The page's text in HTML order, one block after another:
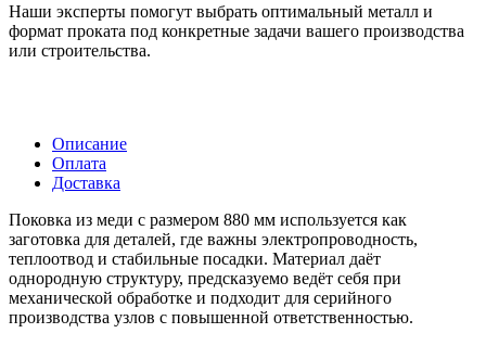
Наши эксперты помогут выбрать оптимальный металл и
формат проката под конкретные задачи вашего производства
или строительства.
Описание
Оплата
Доставка
Поковка из меди с размером 880 мм используется как
заготовка для деталей, где важны электропроводность,
теплоотвод и стабильные посадки. Материал даёт
однородную структуру, предсказуемо ведёт себя при
механической обработке и подходит для серийного
производства узлов с повышенной ответственностью.